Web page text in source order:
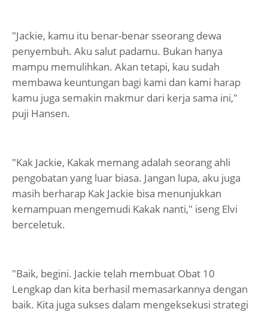
"Jackie, kamu itu benar-benar sseorang dewa
penyembuh. Aku salut padamu. Bukan hanya
mampu memulihkan. Akan tetapi, kau sudah
membawa keuntungan bagi kami dan kami harap
kamu juga semakin makmur dari kerja sama ini,"
puji Hansen.
"Kak Jackie, Kakak memang adalah seorang ahli
pengobatan yang luar biasa. Jangan lupa, aku juga
masih berharap Kak Jackie bisa menunjukkan
kemampuan mengemudi Kakak nanti," iseng Elvi
berceletuk.
"Baik, begini. Jackie telah membuat Obat 10
Lengkap dan kita berhasil memasarkannya dengan
baik. Kita juga sukses dalam mengeksekusi strategi